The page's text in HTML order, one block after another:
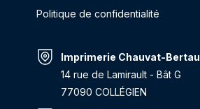
Politique de confidentialité
Imprimerie Chauvat-Bertau
14 rue de Lamirault - Bât G
77090 COLLÉGIEN